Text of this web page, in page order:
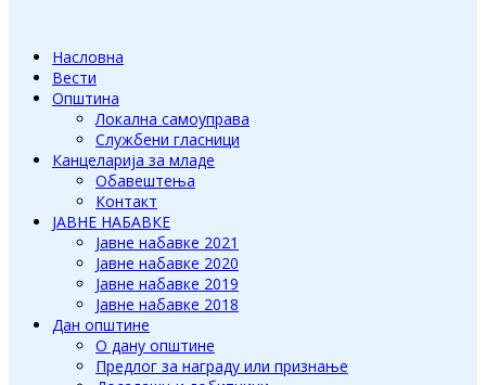
Насловна
Вести
Општина
Локална самоуправа
Службени гласници
Канцеларија за младе
Обавештења
Контакт
ЈАВНЕ НАБАВКЕ
Јавне набавке 2021
Јавне набавке 2020
Јавне набавке 2019
Јавне набавке 2018
Дан општине
О дану општине
Предлог за награду или признање